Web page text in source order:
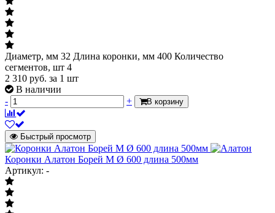
Диаметр, мм 32 Длина коронки, мм 400 Количество
сегментов, шт 4
2 310 руб. за 1 шт
В наличии
-
+ В корзину
Быстрый просмотр
Коронки Алатон Борей М Ø 600 длина 500мм
Артикул: -